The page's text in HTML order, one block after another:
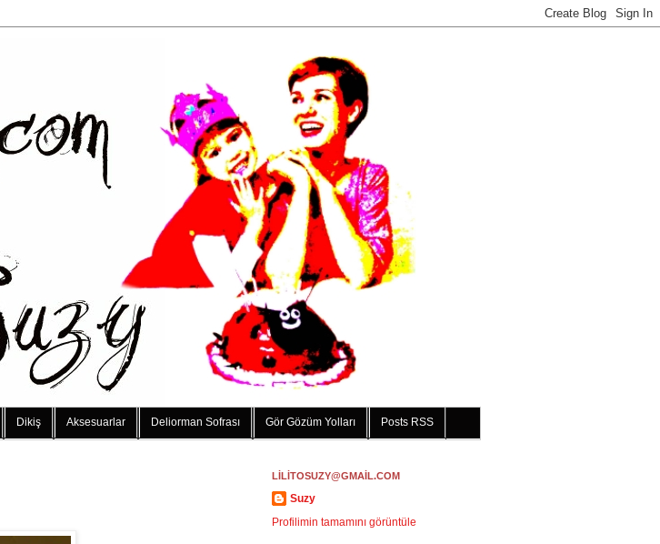
Dikiş Aksesuarlar Deliorman Sofrası Gör Gözüm Yolları Posts RSS
LİLİTOSUZY@GMAİL.COM
Suzy
Profilimin tamamını görüntüle